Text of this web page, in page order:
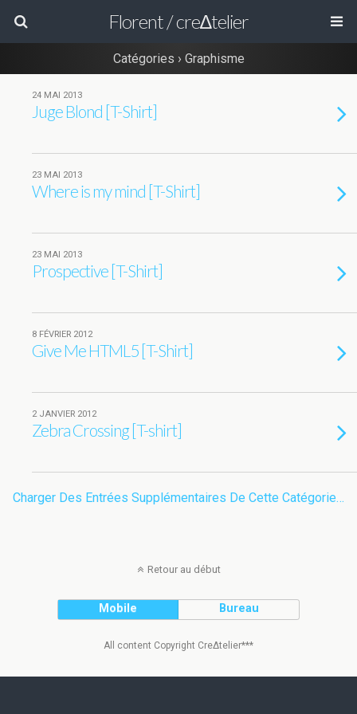
Florent / cre∆telier
Catégories › Graphisme
24 MAI 2013
Juge Blond [T-Shirt]
23 MAI 2013
Where is my mind [T-Shirt]
23 MAI 2013
Prospective [T-Shirt]
8 FÉVRIER 2012
Give Me HTML5 [T-Shirt]
2 JANVIER 2012
Zebra Crossing [T-shirt]
Charger Des Entrées Supplémentaires De Cette Catégorie…
Retour au début
Mobile Bureau
All content Copyright Cre∆telier***